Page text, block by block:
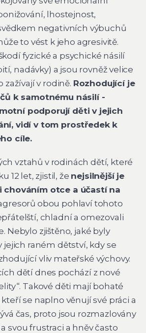
lhostejnost,
negativních výbuchů
to vést k jeho agresivitě.
fyzické a psychické násilí
nadávky) a jsou rovněž velice
zažívají v rodině. Rozhodující je
k samotnému násilí -
podporují děti v jejich
vidí v tom prostředek k
cíle.
vztahů v rodinách dětí, které
12 let, zjistil, že nejsilnější je
chováním otce a účastí na
obou pohlaví tohoto
chladní a omezovali
Nebylo zjištěno, jaké byly
jejich raném dětství, kdy se
vliv mateřské výchovy.
dětí dnes pochází z nové
Takové děti mají bohaté
se naplno věnují své práci a
čas, proto jsou rozmazlovány
svou frustraci a hněv často